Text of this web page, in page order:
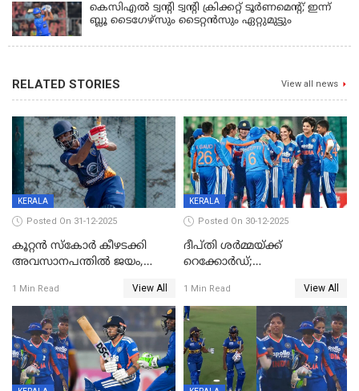
കെസിഎൽ ട്വൻ്റി ട്വൻ്റി ക്രിക്കറ്റ് ടൂർണമെൻ്റ്; ഇന്ന്
ബ്ലൂ ടൈഗേഴ്സും ടൈറ്റൻസും ഏറ്റുമുട്ടും
RELATED STORIES View all news
KERALA
Posted On 31-12-2025
കൂറ്റൻ സ്കോർ കീഴടക്കി
അവസാനപന്തിൽ ജയം,
1 Min Read View All
KERALA
Posted On 30-12-2025
ദീപ്തി ശർമ്മയ്ക്ക്
റെക്കോർഡ്;
ടി20 പരമ്പര തൂത്തുവാരി
ഇന്ത്യ
1 Min Read View All